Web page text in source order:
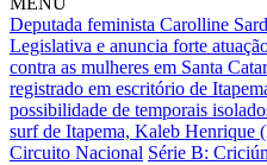
Deputada feminista Carolline
Legislativa e anuncia forte
contra as mulheres em Santa
registrado em escritório de
possibilidade de temporais
surf de Itapema, Kaleb Henrique
Circuito Nacional Série B: